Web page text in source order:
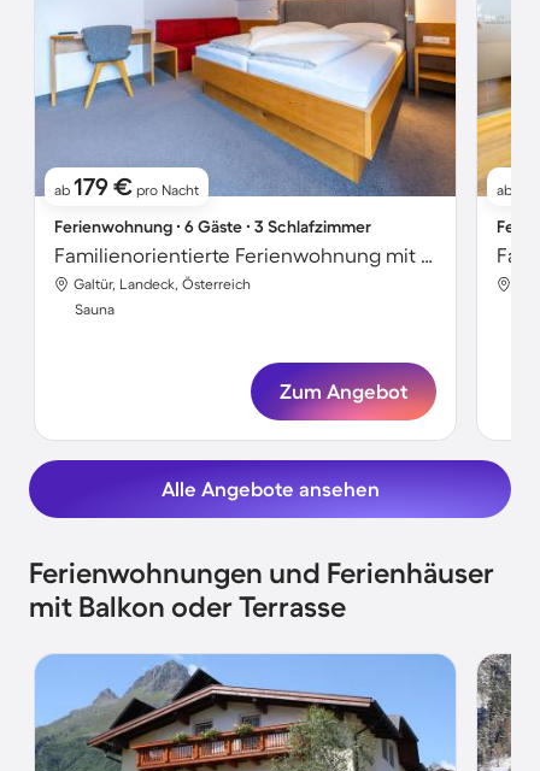
ab 179 € pro Nacht
Ferienwohnung ∙ 6 Gäste ∙ 3 Schlafzimmer
Familienorientierte Ferienwohnung mit Sauna
Galtür, Landeck, Österreich
Sauna
Zum Angebot
ab
Alle Angebote ansehen
Ferienwohnungen und Ferienhäuser
mit Balkon oder Terrasse